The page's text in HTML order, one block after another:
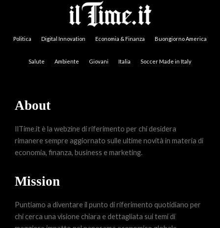
Politica Digital Innovation Economia & Finanza Buongiorno America
Salute Ambiente Giovani Italia Soccer Made in Italy
About
IlTime.it è la webzine di riferimento per chi desidera
rimanere sempre aggiornato sulle ultime novità in materia di
economia, finanza, business e marketing.
Mission
Puntiamo a diventare il punto di riferimento quotidiano per
chi cerca una visione chiara e dettagliata sui temi di